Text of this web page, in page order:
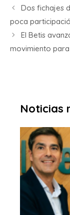
Dos fichajes
poca
El Betis
movimiento
Noticias